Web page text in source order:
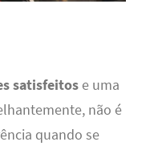
satisfeitose uma
não é
quando se